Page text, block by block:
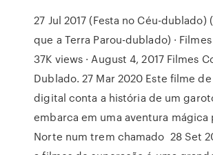
27 Jul 2017 (Festa no Céu-dublado)
que a Terra Parou-dublado) ·
37K views · August 4, 2017 Filmes
Dublado. 27 Mar 2020 Este filme
digital conta a história de um
embarca em uma aventura mágica
Norte num trem chamado 28 Set